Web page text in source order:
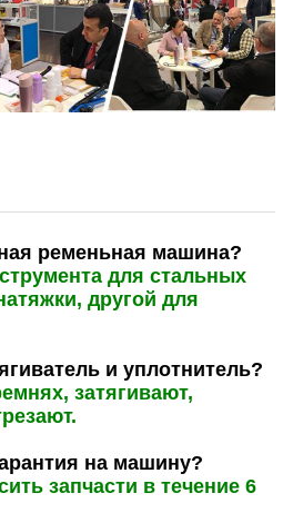
ременьная машина?
для стальных
другой для
и уплотнитель?
затягивают,
на машину?
запчасти в течение 6